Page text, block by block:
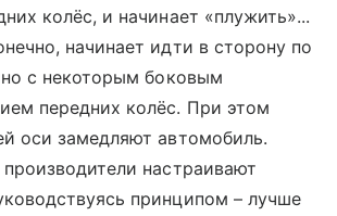
колёс, и начинает «плужить»...
начинает идти в сторону по
с некоторым боковым
передних колёс. При этом
оси замедляют автомобиль.
настраивают
принципом – лучше